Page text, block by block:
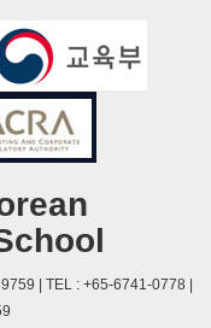
| TEL : +65-6741-0778 |